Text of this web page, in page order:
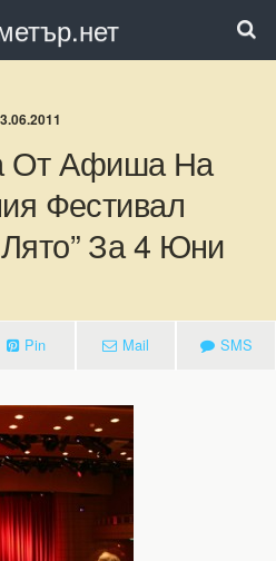
От Афиша На
Фестивал
За 4 Юни
Pin Mail SMS